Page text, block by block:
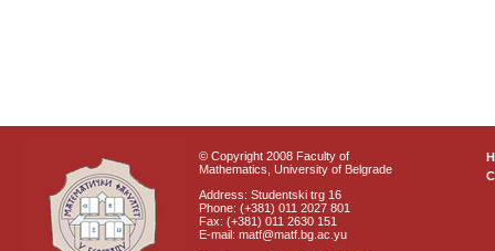
© Copyright 2008 Faculty of
Mathematics, University of Belgrade
Address: Studentski trg 16
Phone: (+381) 011 2027 801
Fax: (+381) 011 2630 151
E-mail: matf@matf.bg.ac.yu